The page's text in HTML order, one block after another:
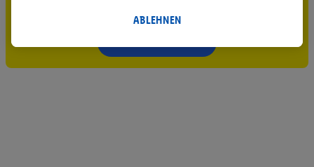
Datenverarbeitungen für personalisierte Werbung werden
Dritten die Ausspielung von Werbung außerhalb der Lidl-
Dienste über die Ihnen und Ihren Haushaltsangehörigen
ABLEHNEN